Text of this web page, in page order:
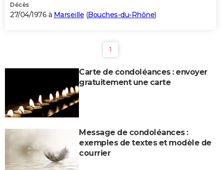
Décès
27/04/1976 à Marseille (Bouches-du-Rhône)
1
Carte de condoléances : envoyer
gratuitement une carte
Message de condoléances :
exemples de textes et modèle de
courrier